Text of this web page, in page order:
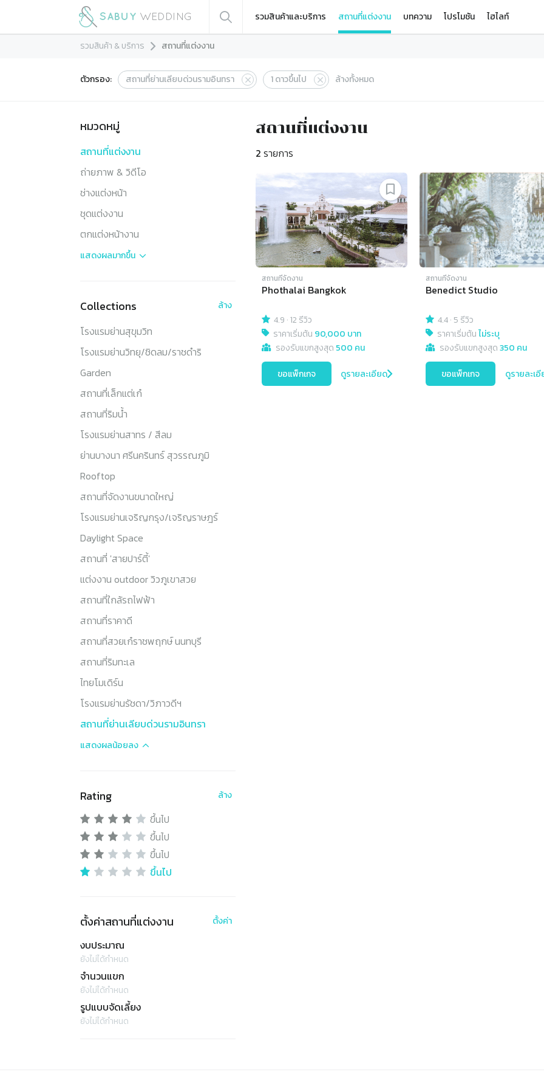
รวมสินค้าและบริการ สถานที่แต่งงาน บทความ โปรโมชัน ไฮไลท์
รวมสินค้า & บริการ สถานที่แต่งงาน
ตัวกรอง: สถานที่ย่านเลียบด่วนรามอินทรา 1ดาวขึ้นไป ล้างทั้งหมด
หมวดหมู่
สถานที่แต่งงาน
ถ่ายภาพ & วิดีโอ
ช่างแต่งหน้า
ชุดแต่งงาน
ตกแต่งหน้างาน
แสดงผลมากขึ้น
Collections ล้าง
โรงแรมย่านสุขุมวิท
โรงแรมย่านวิทยุ/ชิดลม/ราชดำริ
Garden
สถานที่เล็กแต่เก๋
สถานที่ริมน้ำ
โรงแรมย่านสาทร / สีลม
ย่านบางนา ศรีนครินทร์ สุวรรณภูมิ
Rooftop
สถานที่จัดงานขนาดใหญ่
โรงแรมย่านเจริญกรุง/เจริญราษฎร์
Daylight Space
สถานที่ 'สายปาร์ตี้'
แต่งงาน outdoor วิวภูเขาสวย
สถานที่ใกล้รถไฟฟ้า
สถานที่ราคาดี
สถานที่สวยเก๋ราชพฤกษ์ นนทบุรี
สถานที่ริมทะเล
ไทยโมเดิร์น
โรงแรมย่านรัชดา/วิภาวดีฯ
สถานที่ย่านเลียบด่วนรามอินทรา
แสดงผลน้อยลง
Rating ล้าง
ขึ้นไป
ขึ้นไป
ขึ้นไป
ขึ้นไป
ตั้งค่าสถานที่แต่งงาน ตั้งค่า
งบประมาณ
ยังไม่ได้กำหนด
จำนวนแขก
ยังไม่ได้กำหนด
รูปแบบจัดเลี้ยง
ยังไม่ได้กำหนด
สถานที่แต่งงาน
2 รายการ
สถานที่จัดงาน
Phothalai Bangkok
4.9 ·12 รีวิว
ราคาเริ่มต้น 90,000 บาท
รองรับแขกสูงสุด 500 คน
ขอแพ็กเกจ ดูรายละเอียด
สถานที่จัดงาน
Benedict Studio
4.4· 5 รีวิว
ราคาเริ่มต้นไม่ระบุ
รองรับแขกสูงสุด350 คน
ขอแพ็กเกจ ดูรายละเ